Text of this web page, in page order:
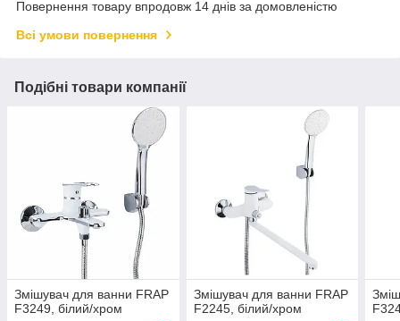
Повернення товару впродовж 14 днів за домовленістю
Всі умови повернення
Подібні товари компанії
Змішувач для ванни FRAP
F3249, білий/хром
Змішувач для ванни FRAP
F2245, білий/хром